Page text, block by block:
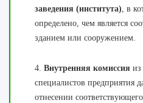
заведения (института), в
определено, чем является
зданием или сооружением.
4. Внутренняя комиссия из
специалистов предприятия
отнесении